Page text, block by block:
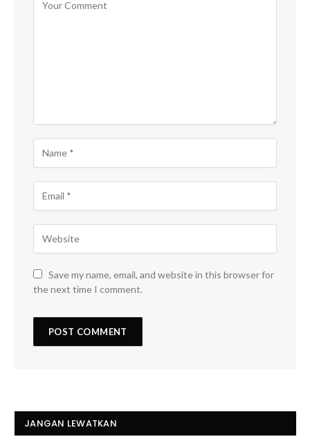
Save my name, email, and website in this browser for
the next time I comment.
JANGAN LEWATKAN